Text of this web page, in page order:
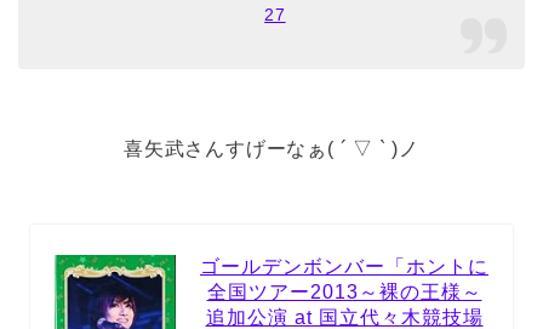
27
喜矢武さんすげーなぁ( ´ ▽ ` )ノ
ゴールデンボンバー「ホントに
全国ツアー2013～裸の王様～
追加公演 at 国立代々木競技場